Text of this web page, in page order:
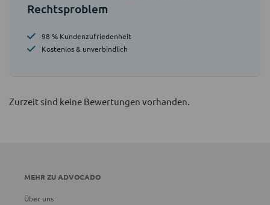
Rechtsproblem
98 % Kundenzufriedenheit
Kostenlos & unverbindlich
Zurzeit sind keine Bewertungen vorhanden.
MEHR ZU ADVOCADO
Über uns